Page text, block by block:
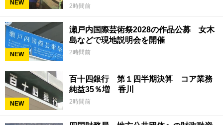
NEW 2時間前
NEW
瀬戸内国際芸術祭2028の作品公募 女木
島などで現地説明会を開催
2時間前
NEW
百十四銀行 第１四半期決算 コア業務
純益35％増 香川
2時間前